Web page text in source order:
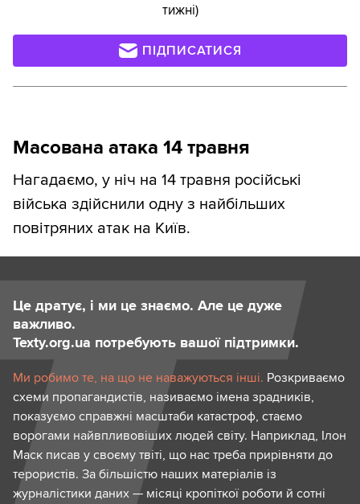
тижні)
ПІДПИСАТИСЯ
Масована атака 14 травня
Нагадаємо, у ніч на 14 травня російські
війська здійснили одну з найбільших
повітряних атак на Київ.
Це дратує, і ми це знаємо. Але це дуже
важливо.
Texty.org.ua потребують вашої підтримки.
Ми робимо те, на що не наважуються інші. Розкриваємо
схеми пропагандистів, називаємо імена зрадників,
показуємо справжні масштаби катастроф, стаємо
ворогами найвпливовіших людей світу. Наприклад, Ілон
Маск писав у своєму твіті, що нас треба прирівняти до
терористів. За більшістю наших матеріалів із
журналістики даних — місяці кропіткої роботи й сотні